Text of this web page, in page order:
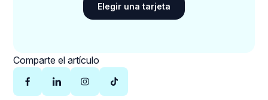
Elegir una tarjeta
Comparte el artículo